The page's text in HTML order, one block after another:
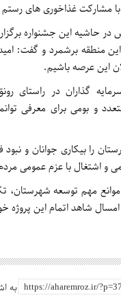
مشارکت غذاخوری های
حاشیه این جشنواره
منطقه برشمرد و گفت:
این عرصه باشیم.
گذاران در راستای
و بومی برای معرفی
را بیکاری جوانان و
و اشتغال با عزم عمومی
مهم توسعه شهرستان،
شاهد اتمام این پروژه
به